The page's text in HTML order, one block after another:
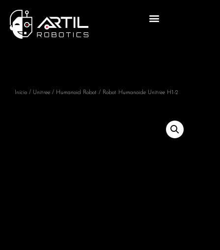
Inicio / Unitree / Humanoid Robot / Robot Humanoide Unitree H1-2